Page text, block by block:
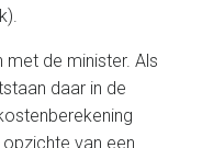
de minister. Als
daar in de
van een